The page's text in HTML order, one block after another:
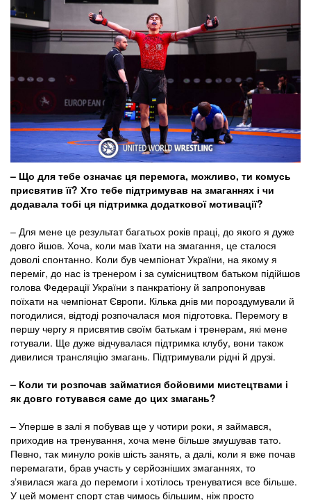
– Що для тебе означає ця перемога, можливо, ти комусь
присвятив її? Хто тебе підтримував на змаганнях і чи
додавала тобі ця підтримка додаткової мотивації?
– Для мене це результат багатьох років праці, до якого я дуже
довго йшов. Хоча, коли мав їхати на змагання, це сталося
доволі спонтанно. Коли був чемпіонат України, на якому я
переміг, до нас із тренером і за сумісництвом батьком підійшов
голова Федерації України з панкратіону й запропонував
поїхати на чемпіонат Європи. Кілька днів ми пороздумували й
погодилися, відтоді розпочалася моя підготовка. Перемогу в
першу чергу я присвятив своїм батькам і тренерам, які мене
готували. Ще дуже відчувалася підтримка клубу, вони також
дивилися трансляцію змагань. Підтримували рідні й друзі.
– Коли ти розпочав займатися бойовими мистецтвами і
як довго готувався саме до цих змагань?
– Уперше в залі я побував ще у чотири роки, я займався,
приходив на тренування, хоча мене більше змушував тато.
Певно, так минуло років шість занять, а далі, коли я вже почав
перемагати, брав участь у серйозніших змаганнях, то
зʼявилася жага до перемоги і хотілось тренуватися все більше.
У цей момент спорт став чимось більшим, ніж просто